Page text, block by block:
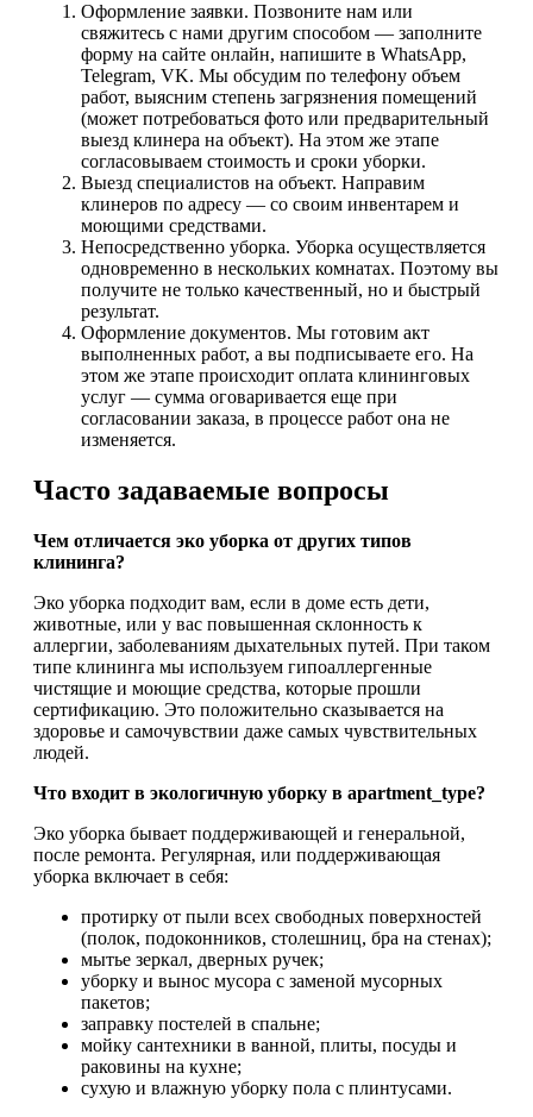
Оформление заявки. Позвоните нам или
свяжитесь с нами другим способом — заполните
форму на сайте онлайн, напишите в WhatsApp,
Telegram, VK. Мы обсудим по телефону объем
работ, выясним степень загрязнения помещений
(может потребоваться фото или предварительный
выезд клинера на объект). На этом же этапе
согласовываем стоимость и сроки уборки.
Выезд специалистов на объект. Направим
клинеров по адресу — со своим инвентарем и
моющими средствами.
Непосредственно уборка. Уборка осуществляется
одновременно в нескольких комнатах. Поэтому вы
получите не только качественный, но и быстрый
результат.
Оформление документов. Мы готовим акт
выполненных работ, а вы подписываете его. На
этом же этапе происходит оплата клининговых
услуг — сумма оговаривается еще при
согласовании заказа, в процессе работ она не
изменяется.
Часто задаваемые вопросы
Чем отличается эко уборка от других типов
клининга?
Эко уборка подходит вам, если в доме есть дети,
животные, или у вас повышенная склонность к
аллергии, заболеваниям дыхательных путей. При таком
типе клининга мы используем гипоаллергенные
чистящие и моющие средства, которые прошли
сертификацию. Это положительно сказывается на
здоровье и самочувствии даже самых чувствительных
людей.
Что входит в экологичную уборку в apartment_type?
Эко уборка бывает поддерживающей и генеральной,
после ремонта. Регулярная, или поддерживающая
уборка включает в себя:
протирку от пыли всех свободных поверхностей
(полок, подоконников, столешниц, бра на стенах);
мытье зеркал, дверных ручек;
уборку и вынос мусора с заменой мусорных
пакетов;
заправку постелей в спальне;
мойку сантехники в ванной, плиты, посуды и
раковины на кухне;
сухую и влажную уборку пола с плинтусами.